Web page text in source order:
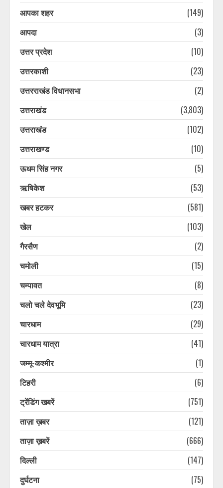
आपका शहर
(149)
आपदा
(3)
उत्तर प्रदेश
(10)
उत्तरकाशी
(23)
उत्तरराखंड विधानसभा
(2)
उत्तराखंड
(3,803)
उत्तराखंड
(102)
उत्तराखण्ड
(10)
ऊधम सिंह नगर
(5)
ऋषिकेश
(53)
खबर हटकर
(581)
खेल
(103)
गैरसैण
(2)
चमोली
(15)
चम्पावत
(8)
चलो चले देवभूमि
(23)
चारधाम
(29)
चारधाम यात्रा
(41)
जम्मू-कश्मीर
(1)
टिहरी
(6)
ट्रेंडिंग खबरें
(751)
ताज़ा ख़बर
(121)
ताज़ा ख़बरें
(666)
दिल्ली
(147)
दुर्घटना
(75)